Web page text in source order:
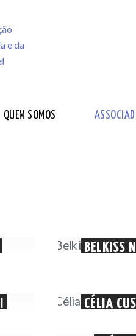
QUEM SOMOS
BELKISS
CÉLIA